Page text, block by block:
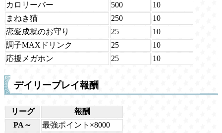
カロリーバー
500
10
まねき猫
250
10
恋愛成就のお守り
25
10
調子MAXドリンク
25
10
応援メガホン
25 10
デイリープレイ報酬
リーグ
報酬
PA～
最強ポイント×8000